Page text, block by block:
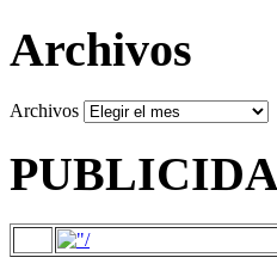
Archivos
Archivos